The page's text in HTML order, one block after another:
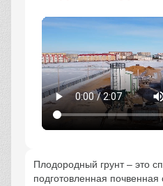
Плодородный грунт – это
подготовленная почвенная